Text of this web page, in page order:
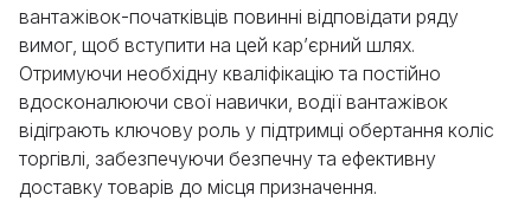
вантажівок-початківців повинні відповідати ряду
вимог, щоб вступити на цей кар’єрний шлях.
Отримуючи необхідну кваліфікацію та постійно
вдосконалюючи свої навички, водії вантажівок
відіграють ключову роль у підтримці обертання коліс
торгівлі, забезпечуючи безпечну та ефективну
доставку товарів до місця призначення.